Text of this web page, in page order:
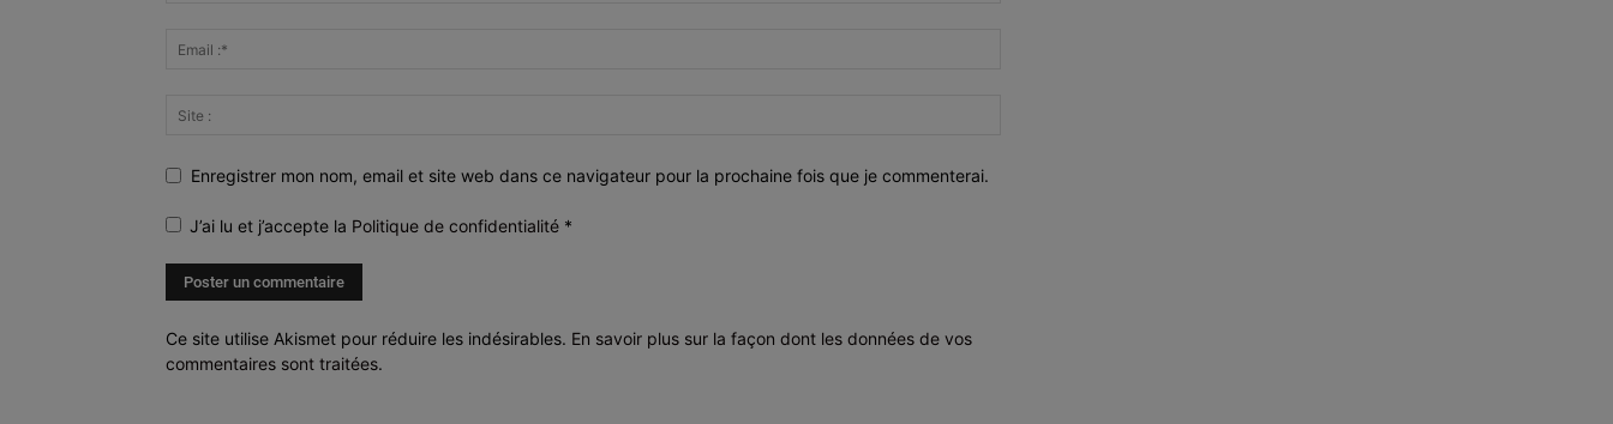
Enregistrer mon nom, email et site web dans ce navigateur pour la prochaine fois que je commenterai.
J’ai lu et j’accepte la Politique de confidentialité *
Ce site utilise Akismet pour réduire les indésirables. En savoir plus sur la façon dont les données de vos
commentaires sont traitées.